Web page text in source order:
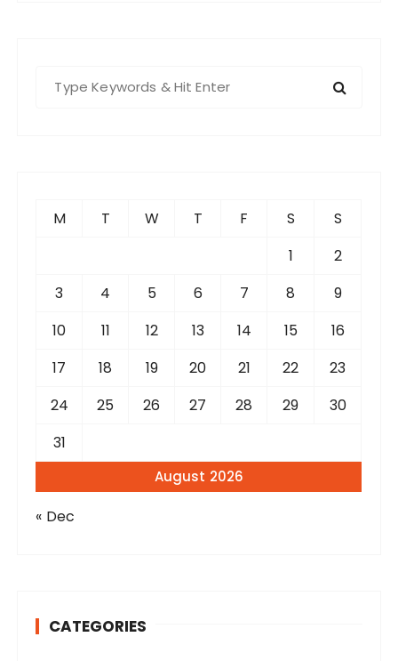
August 2026
M T W T F S
S
1
2
3
4 5 6 7 8
9
10
11 12 13 14 15
16
17
18 19 20 21 22
23
24
25 26 27 28 29
30
31
« Dec
CATEGORIES